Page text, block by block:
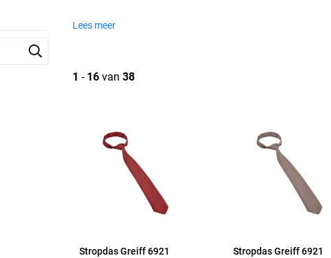
Lees meer
1 - 16 van 38
Stropdas Greiff 6921
Stropdas Greiff 6921